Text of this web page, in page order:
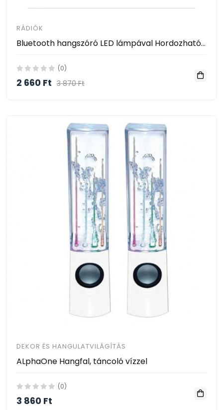
RÁDIÓK
Bluetooth hangszóró LED lámpával Hordozható vezeték nélküli mini hangszóró Mobil zene MP3 mélynyomó TF Ball CattleBie T&G A18
(0)
2 660 Ft 3 870 Ft
DEKOR ÉS HANGULATVILÁGÍTÁS
ALphaOne Hangfal, táncoló vízzel
(0)
3 860 Ft